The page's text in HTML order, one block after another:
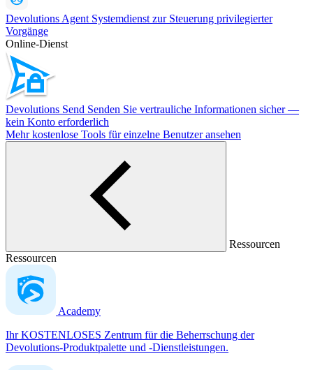
Devolutions Agent Systemdienst zur Steuerung privilegierter
Vorgänge
Online-Dienst
Devolutions Send Senden Sie vertrauliche Informationen sicher —
kein Konto erforderlich
Mehr kostenlose Tools für einzelne Benutzer ansehen
Ressourcen
Ressourcen
Academy
Ihr KOSTENLOSES Zentrum für die Beherrschung der
Devolutions-Produktpalette und -Dienstleistungen.